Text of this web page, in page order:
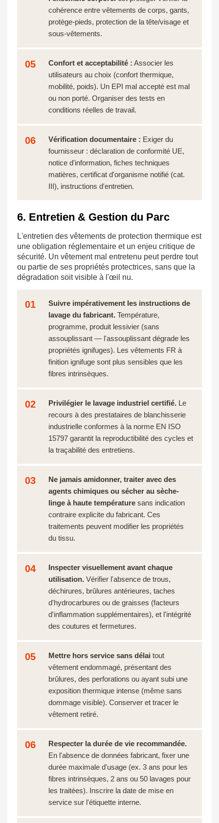
cohérence entre vêtements de corps, gants,
protège-pieds, protection de la tête/visage et
sous-vêtements.
05 Confort et acceptabilité : Associer les
utilisateurs au choix (confort thermique,
mobilité, poids). Un EPI mal accepté est mal
ou non porté. Organiser des tests en
conditions réelles de travail.
06 Vérification documentaire : Exiger du
fournisseur : déclaration de conformité UE,
notice d'information, fiches techniques
matières, certificat d'organisme notifié (cat.
III), instructions d'entretien.
6. Entretien & Gestion du Parc
L'entretien des vêtements de protection thermique est
une obligation réglementaire et un enjeu critique de
sécurité. Un vêtement mal entretenu peut perdre tout
ou partie de ses propriétés protectrices, sans que la
dégradation soit visible à l'œil nu.
01
Suivre impérativement les instructions de
lavage du fabricant. Température,
programme, produit lessivier (sans
assouplissant — l'assouplissant dégrade les
propriétés ignifuges). Les vêtements FR à
finition ignifuge sont plus sensibles que les
fibres intrinsèques.
02 Privilégier le lavage industriel certifié. Le
recours à des prestataires de blanchisserie
industrielle conformes à la norme EN ISO
15797 garantit la reproductibilité des cycles et
la traçabilité des entretiens.
03
Ne jamais amidonner, traiter avec des
agents chimiques ou sécher au sèche-
linge à haute température sans indication
contraire explicite du fabricant. Ces
traitements peuvent modifier les propriétés
du tissu.
04
Inspecter visuellement avant chaque
utilisation. Vérifier l'absence de trous,
déchirures, brûlures antérieures, taches
d'hydrocarbures ou de graisses (facteurs
d'inflammation supplémentaires), et l'intégrité
des coutures et fermetures.
05 Mettre hors service sans délai tout
vêtement endommagé, présentant des
brûlures, des perforations ou ayant subi une
exposition thermique intense (même sans
dommage visible). Conserver et tracer le
vêtement retiré.
06
Respecter la durée de vie recommandée.
En l'absence de données fabricant, fixer une
durée maximale d'usage (ex. 3 ans pour les
fibres intrinsèques, 2 ans ou 50 lavages pour
les traitées). Inscrire la date de mise en
service sur l'étiquette interne.